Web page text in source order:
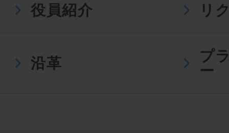
役員紹介 リ
沿革
プ
ー